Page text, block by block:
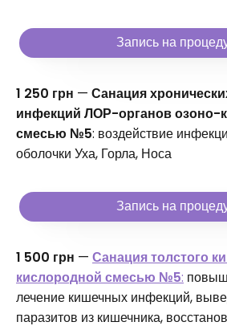
Запись на
1 250 грн — Санация
инфекций ЛОР-органов озоно-
смесью №5: воздействие
оболочки Уха, Горла, Носа
Запись на
1 500 грн — Санация толстого
кислородной смесью №5:
лечение кишечных инфекций,
паразитов из кишечника,